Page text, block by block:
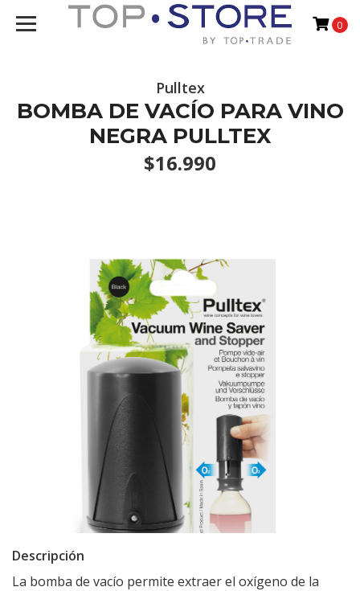
0
Pulltex
BOMBA DE VACÍO PARA VINO
NEGRA PULLTEX
$16.990
Descripción
La bomba de vacío permite extraer el oxígeno de la